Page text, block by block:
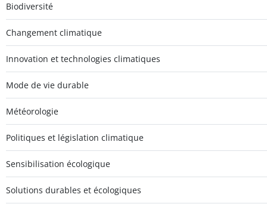
Biodiversité
Changement climatique
Innovation et technologies climatiques
Mode de vie durable
Météorologie
Politiques et législation climatique
Sensibilisation écologique
Solutions durables et écologiques